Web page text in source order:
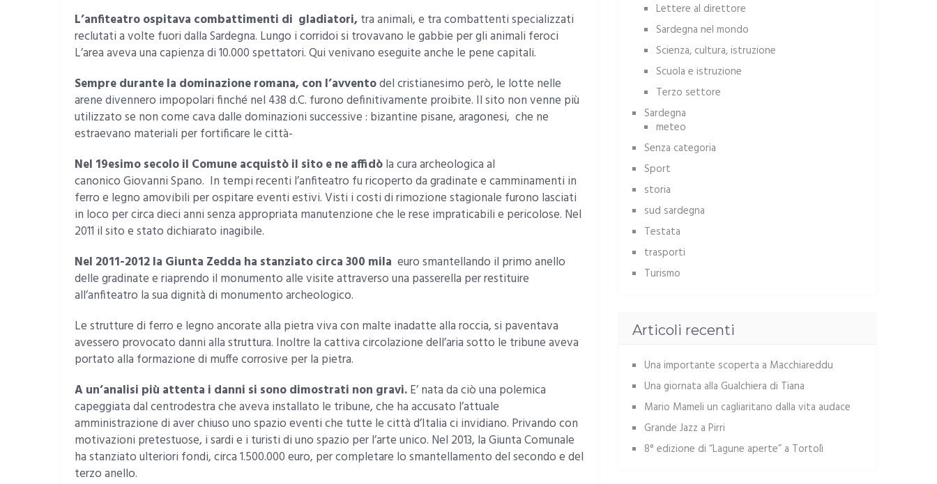
L’anfiteatro ospitava combattimenti di gladiatori, tra animali, e tra combattenti specializzati
reclutati a volte fuori dalla Sardegna. Lungo i corridoi si trovavano le gabbie per gli animali feroci
L’area aveva una capienza di 10.000 spettatori. Qui venivano eseguite anche le pene capitali.
Sempre durante la dominazione romana, con l’avventodel cristianesimo però, le lotte nelle
arene divennero impopolari finché nel 438 d.C. furono definitivamente proibite. Il sito non venne più
utilizzato se non come cava dalle dominazioni successive : bizantine pisane, aragonesi, che ne
estraevano materiali per fortificare le città-
Nel 19esimo secolo il Comune acquistò il sito e ne affidòla cura archeologica al
canonico Giovanni Spano. In tempi recenti l’anfiteatro fu ricoperto da gradinate e camminamenti in
ferro e legno amovibili per ospitare eventi estivi. Visti i costi di rimozione stagionale furono lasciati
in loco per circa dieci anni senza appropriata manutenzione che le rese impraticabili e pericolose. Nel
2011 il sito e stato dichiarato inagibile.
Nel 2011-2012 la Giunta Zedda ha stanziato circa 300 mila euro smantellando il primo anello
delle gradinate e riaprendo il monumento alle visite attraverso una passerella per restituire
all’anfiteatro la sua dignità di monumento archeologico.
Le strutture di ferro e legno ancorate alla pietra viva con malte inadatte alla roccia, si paventava
avessero provocato danni alla struttura. Inoltre la cattiva circolazione dell’aria sotto le tribune aveva
portato alla formazione di muffe corrosive per la pietra.
A un’analisi più attenta i danni si sono dimostrati non gravi.E’ nata da ciò una polemica
capeggiata dal centrodestra che aveva installato le tribune, che ha accusato l’attuale
amministrazione di aver chiuso uno spazio eventi che tutte le città d’Italia ci invidiano. Privando con
motivazioni pretestuose, i sardi e i turisti di uno spazio per l’arte unico. Nel 2013, la Giunta Comunale
ha stanziato ulteriori fondi, circa 1.500.000 euro, per completare lo smantellamento del secondo e del
terzo anello.
Lettere al direttore
Sardegna nel mondo
Scienza, cultura, istruzione
Scuola e istruzione
Terzo settore
Sardegna
meteo
Senza categoria
Sport
storia
sud sardegna
Testata
trasporti
Turismo
Articoli recenti
Una importante scoperta a Macchiareddu
Una giornata alla Gualchiera di Tiana
Mario Mameli un cagliaritano dalla vita audace
Grande Jazz a Pirri
8° edizione di “Lagune aperte” a Tortolì